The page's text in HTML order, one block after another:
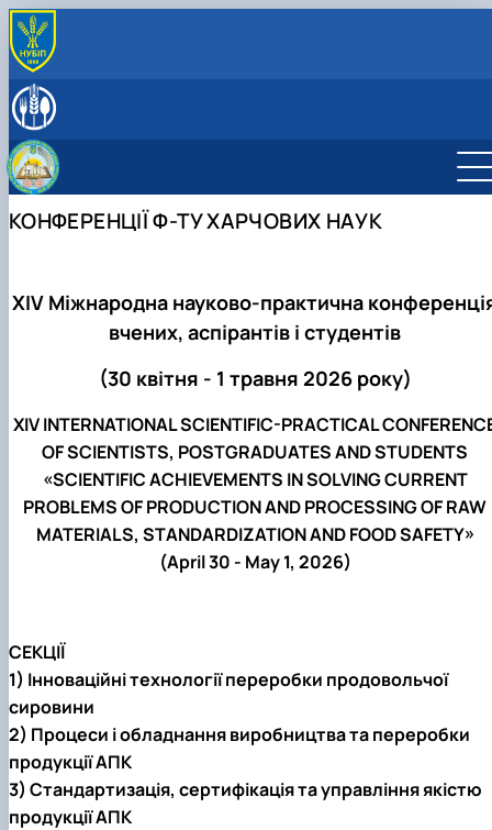
ПРО КАФЕДРУ
Здобутки кафедри
Відповідальний за інформаційне наповнення веб-
ОСВІТНЯ ДІЯЛЬНІСТЬ
виробництв»
НАУКОВА ДІЯЛЬНІСТЬ
Конференції
ВСТУП-2026: Абітурієнту
КОНФЕРЕНЦІЇ Ф-ТУ ХАРЧОВИХ НАУК
ХІV Міжнародна науково-практична
вчених, аспірантів і студентів
(30 квітня - 1 травня 2026 року)
XIV INTERNATIONAL SCIENTIFIC-PRACTICAL
OF SCIENTISTS, POSTGRADUATES AND STUDENTS
«SCIENTIFIC ACHIEVEMENTS IN SOLVING CURRENT
PROBLEMS OF PRODUCTION AND PROCESSING OF RAW
MATERIALS, STANDARDIZATION AND FOOD SAFETY»
(April 30 - May 1, 2026)
СЕКЦІЇ
1) Інноваційні технології переробки продовольчої
сировини
2) Процеси і обладнання виробництва та переробки
продукції АПК
3) Стандартизація, сертифікація та управління якістю
продукції АПК